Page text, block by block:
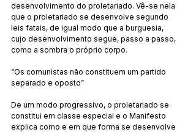
desenvolvimento do proletariado. Vê-se nela
que o proletariado se desenvolve segundo
leis fatais, de igual modo que a burguesia,
cujo desenvolvimento segue, passo a passo,
como a sombra o próprio corpo.
“Os comunistas não constituem um partido
separado e oposto”
De um modo progressivo, o proletariado se
constitui em classe especial e o Manifesto
explica como e em que forma se desenvolve